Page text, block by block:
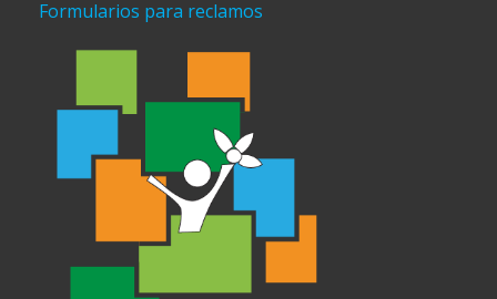
Formularios para reclamos